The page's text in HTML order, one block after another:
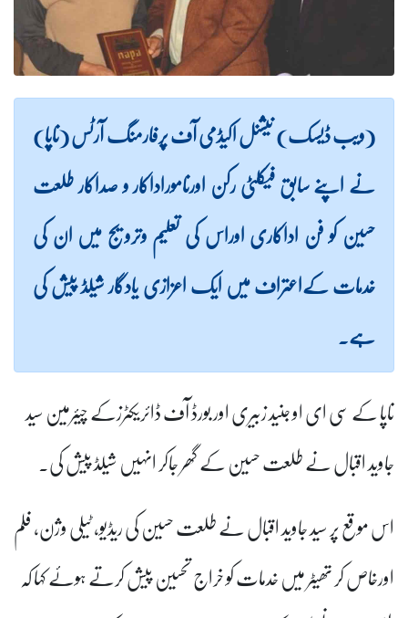
(ویب ڈیسک) نیشنل اکیڈمی آف پرفارمنگ آرٹس (ناپا)
نے اپنے سابق فیکلٹی رکن اورناموراداکار و صداکار طلعت
حسین کو فن اداکاری اوراس کی تعلیم وترویج میں ان کی
خدمات کےاعتراف میں ایک اعزازی یادگار شیلڈ پیش کی
ہے۔
ناپا کے سی ای او جنید زبیری اور بورڈ آف ڈائریکٹرزکے چیئرمین سید
جاوید اقبال نے طلعت حسین کے گھر جاکر انہیں شیلڈ پیش کی۔
اس موقع پر سید جاوید اقبال نے طلعت حسین کی ریڈیو، ٹیلی وژن، فلم
اورخاص کر تھیٹر میں خدمات کو خراج تحسین پیش کرتے ہوئے کہا کہ